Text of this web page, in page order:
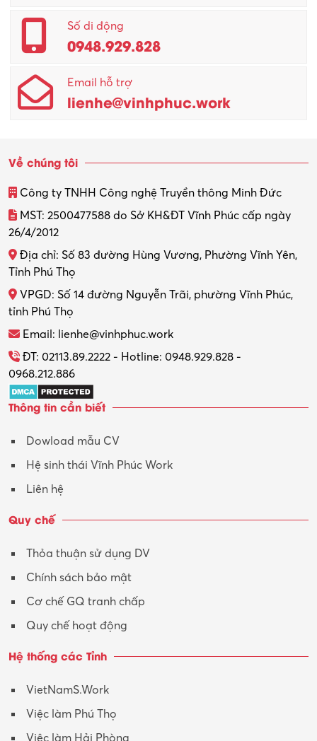
Số di động
0948.929.828
Email hỗ trợ
lienhe@vinhphuc.work
Về chúng tôi
Công ty TNHH Công nghệ Truyền thông Minh Đức
MST: 2500477588 do Sở KH&ĐT Vĩnh Phúc cấp ngày
26/4/2012
Địa chỉ: Số 83 đường Hùng Vương, Phường Vĩnh Yên,
Tỉnh Phú Thọ
VPGD: Số 14 đường Nguyễn Trãi, phường Vĩnh Phúc,
tỉnh Phú Thọ
Email: lienhe@vinhphuc.work
ĐT: 02113.89.2222 - Hotline: 0948.929.828 -
0968.212.886
Thông tin cần biết
Dowload mẫu CV
Hệ sinh thái Vĩnh Phúc Work
Liên hệ
Quy chế
Thỏa thuận sử dụng DV
Chính sách bảo mật
Cơ chế GQ tranh chấp
Quy chế hoạt động
Hệ thống các Tỉnh
VietNamS.Work
Việc làm Phú Thọ
Việc làm Hải Phòng